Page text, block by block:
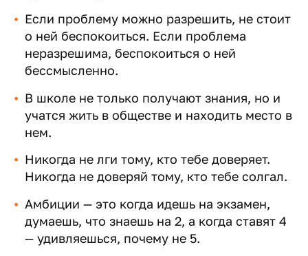
Если проблему можно разрешить, не стоит
о ней беспокоиться. Если проблема
неразрешима, беспокоиться о ней
бессмысленно.
В школе не только получают знания, но и
учатся жить в обществе и находить место в
нем.
Никогда не лги тому, кто тебе доверяет.
Никогда не доверяй тому, кто тебе солгал.
Амбиции — это когда идешь на экзамен,
думаешь, что знаешь на 2, а когда ставят 4
— удивляешься, почему не 5.